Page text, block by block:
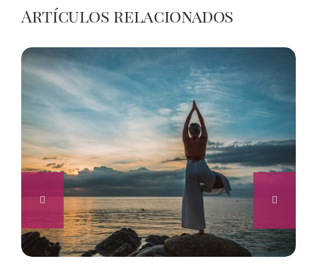
Artículos relacionados